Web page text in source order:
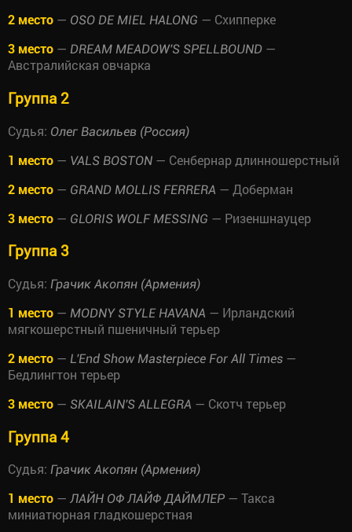
2 место — OSO DE MIEL HALONG — Схипперке
3 место — DREAM MEADOW'S SPELLBOUND —
Австралийская овчарка
Группа 2
Судья: Олег Васильев (Россия)
1 место — VALS BOSTON — Сенбернар длинношерстный
2 место — GRAND MOLLIS FERRERA — Доберман
3 место — GLORIS WOLF MESSING — Ризеншнауцер
Группа 3
Судья: Грачик Акопян (Армения)
1 место — MODNY STYLE HAVANA — Ирландский
мягкошерстный пшеничный терьер
2 место — L'End Show Masterpiece For All Times —
Бедлингтон терьер
3 место — SKAILAIN'S ALLEGRA — Скотч терьер
Группа 4
Судья: Грачик Акопян (Армения)
1 место — ЛАЙН ОФ ЛАЙФ ДАЙМЛЕР — Такса
миниатюрная гладкошерстная